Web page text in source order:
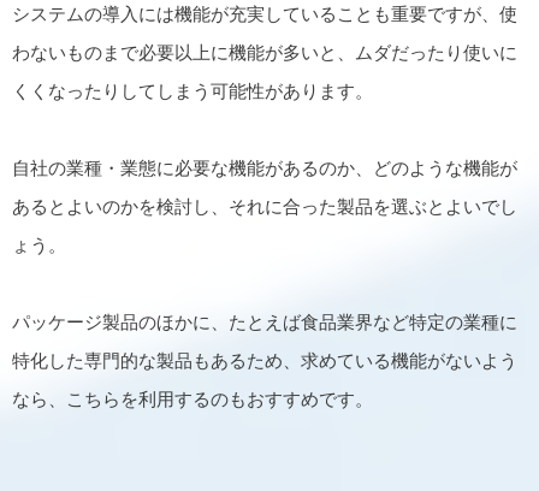
システムの導入には機能が充実していることも重要ですが、使
わないものまで必要以上に機能が多いと、ムダだったり使いに
くくなったりしてしまう可能性があります。
自社の業種・業態に必要な機能があるのか、どのような機能が
あるとよいのかを検討し、それに合った製品を選ぶとよいでし
ょう。
パッケージ製品のほかに、たとえば食品業界など特定の業種に
特化した専門的な製品もあるため、求めている機能がないよう
なら、こちらを利用するのもおすすめです。